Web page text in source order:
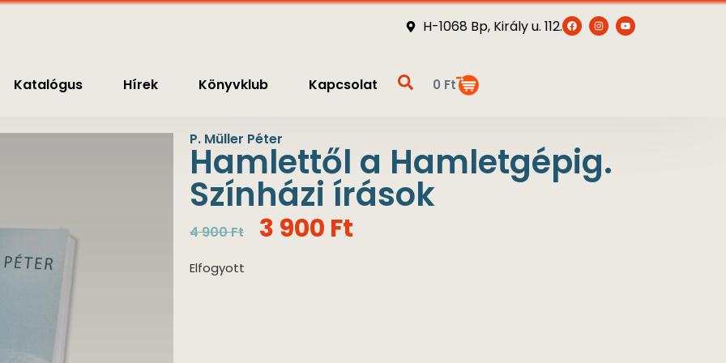
H-1068 Bp, Király u. 112.
Katalógus Hírek Könyvklub Kapcsolat 0 Ft
P. Müller Péter
Hamlettől a Hamletgépig.
Színházi írások
4 900Ft 3 900 Ft
Elfogyott